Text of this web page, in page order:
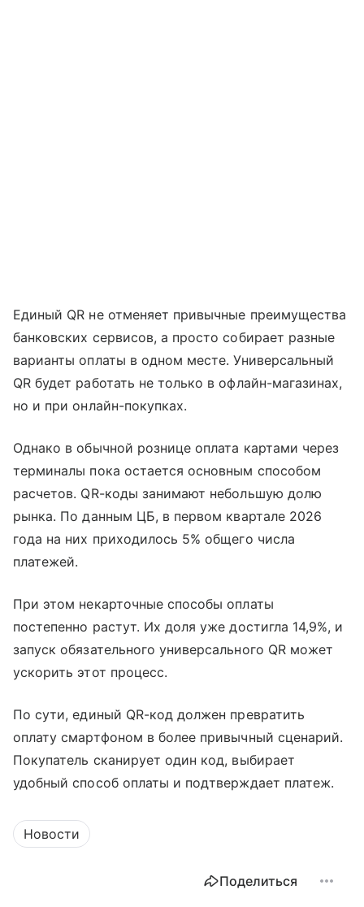
Единый QR не отменяет привычные преимущества
банковских сервисов, а просто собирает разные
варианты оплаты в одном месте. Универсальный
QR будет работать не только в офлайн-магазинах,
но и при онлайн-покупках.
Однако в обычной рознице оплата картами через
терминалы пока остается основным способом
расчетов. QR-коды занимают небольшую долю
рынка. По данным ЦБ, в первом квартале 2026
года на них приходилось 5% общего числа
платежей.
При этом некарточные способы оплаты
постепенно растут. Их доля уже достигла 14,9%, и
запуск обязательного универсального QR может
ускорить этот процесс.
По сути, единый QR-код должен превратить
оплату смартфоном в более привычный сценарий.
Покупатель сканирует один код, выбирает
удобный способ оплаты и подтверждает платеж.
Новости
Поделиться